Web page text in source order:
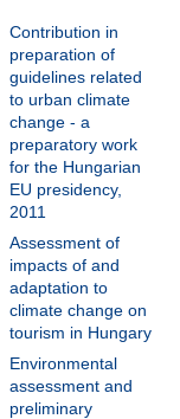
Contribution in
preparation of
guidelines related
to urban climate
change - a
preparatory work
for the Hungarian
EU presidency,
2011
Assessment of
impacts of and
adaptation to
climate change on
tourism in Hungary
Environmental
assessment and
preliminary